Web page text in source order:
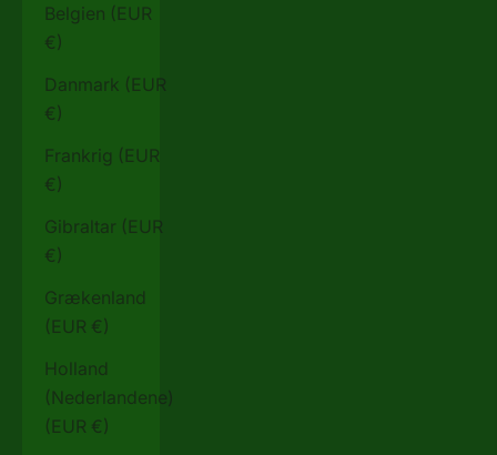
Belgien (EUR
€)
Danmark (EUR
€)
Frankrig (EUR
€)
Gibraltar (EUR
€)
Grækenland
(EUR €)
Holland
(Nederlandene)
(EUR €)